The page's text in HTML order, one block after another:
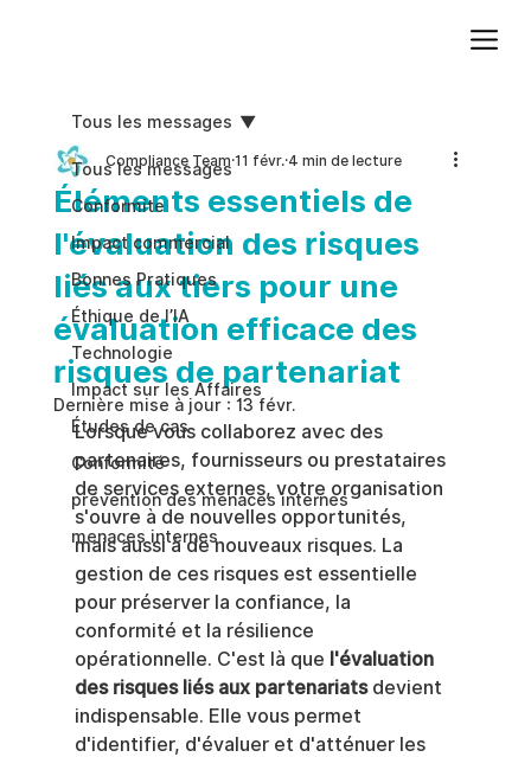
Tous les messages
Conformite
Impact commercial
Bonnes Pratiques
Éthique de l’IA
Technologie
Impact sur les Affaires
Études de cas
Conformité
prévention des menaces internes
menaces internes
Tous les messages
Éléments essentiels de
l'évaluation des risques
liés aux tiers pour une
évaluation efficace des
risques de partenariat
Compliance Team 11 févr. 4 min de lecture
Dernière mise à jour : 13 févr.
Lorsque vous collaborez avec des
partenaires, fournisseurs ou prestataires
de services externes, votre organisation
s'ouvre à de nouvelles opportunités,
mais aussi à de nouveaux risques. La
gestion de ces risques est essentielle
pour préserver la confiance, la
conformité et la résilience
opérationnelle. C'est là que l'évaluation
des risques liés aux partenariats devient
indispensable. Elle vous permet
d'identifier, d'évaluer et d'atténuer les